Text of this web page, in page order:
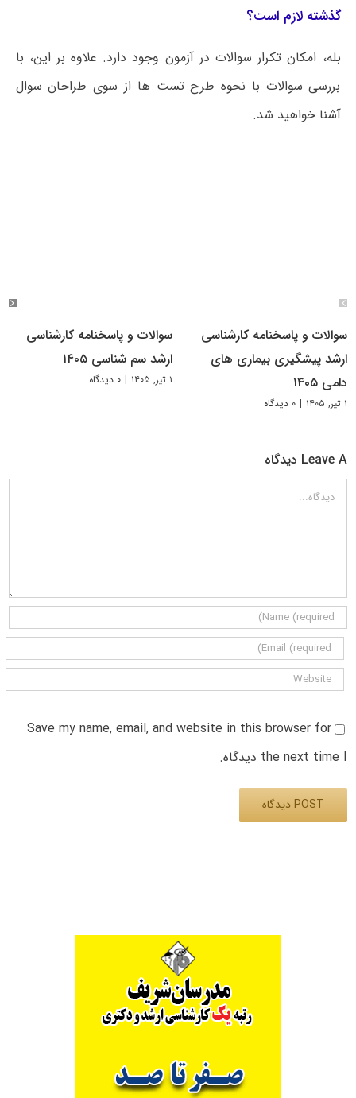
گذشته لازم است؟
بله، امکان تکرار سوالات در آزمون وجود دارد. علاوه بر این، با
بررسی سوالات با نحوه طرح تست ها از سوی طراحان سوال
آشنا خواهید شد.
سوالات و پاسخنامه کارشناسی
ارشد پیشگیری بیماری های
دامی ۱۴۰۵
۱ تیر, ۱۴۰۵ | ۰ دیدگاه
سوالات و پاسخنامه کارشناسی
ارشد سم شناسی ۱۴۰۵
۱ تیر, ۱۴۰۵ | ۰ دیدگاه
Leave A دیدگاه
دیدگاه
Save my name, email, and website in this browser for
the next time I دیدگاه.